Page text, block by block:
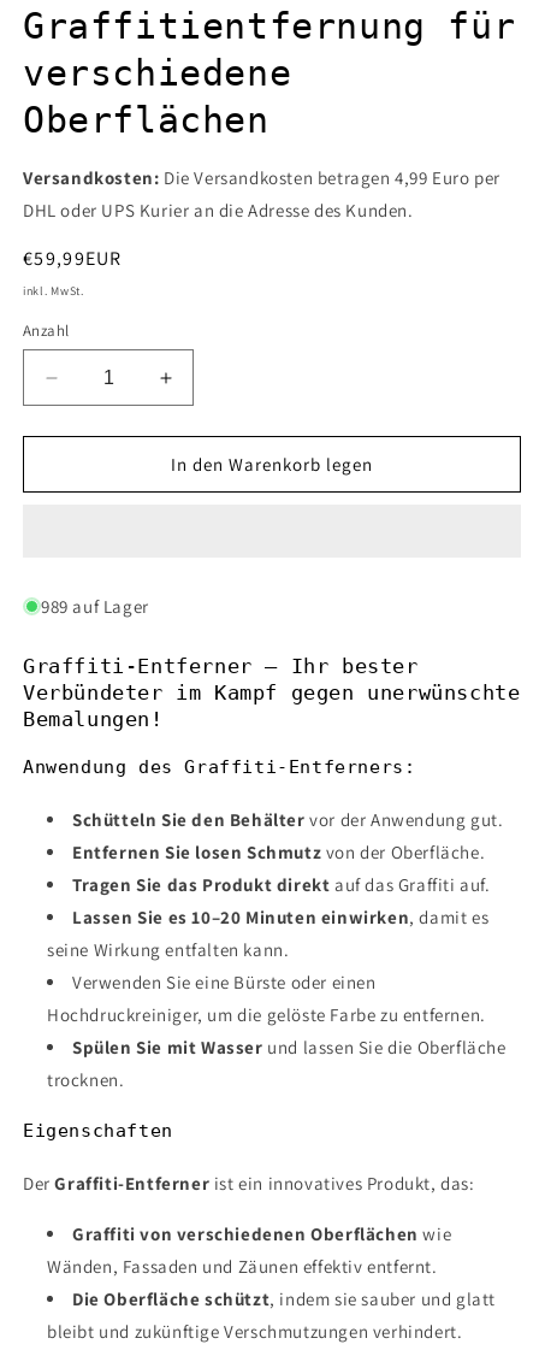
Graffitientfernung für
verschiedene
Oberflächen
Versandkosten: Die Versandkosten betragen 4,99 Euro per
DHL oder UPS Kurier an die Adresse des Kunden.
Normaler
Preis
€59,99EUR
inkl. MwSt.
Anzahl
Verringere
die
Menge
Graffiti-
für
Oberflächen
Erhöhe
die
Menge
für
Graffiti-
Oberflächen
In den Warenkorb legen
989 auf Lager
Graffiti-Entferner – Ihr bester
Verbündeter im Kampf gegen unerwünschte
Bemalungen!
Anwendung des Graffiti-Entferners:
Schütteln Sie den Behälter vor der Anwendung gut.
Entfernen Sie losen Schmutz von der Oberfläche.
Tragen Sie das Produkt direkt auf das Graffiti auf.
Lassen Sie es 10–20 Minuten einwirken, damit es
seine Wirkung entfalten kann.
Verwenden Sie eine Bürste oder einen
Hochdruckreiniger, um die gelöste Farbe zu entfernen.
Spülen Sie mit Wasser und lassen Sie die Oberfläche
trocknen.
Eigenschaften
DerGraffiti-Entferner ist ein innovatives Produkt, das:
Graffiti von verschiedenen Oberflächen wie
Wänden, Fassaden und Zäunen effektiv entfernt.
Die Oberfläche schützt, indem sie sauber und glatt
bleibt und zukünftige Verschmutzungen verhindert.